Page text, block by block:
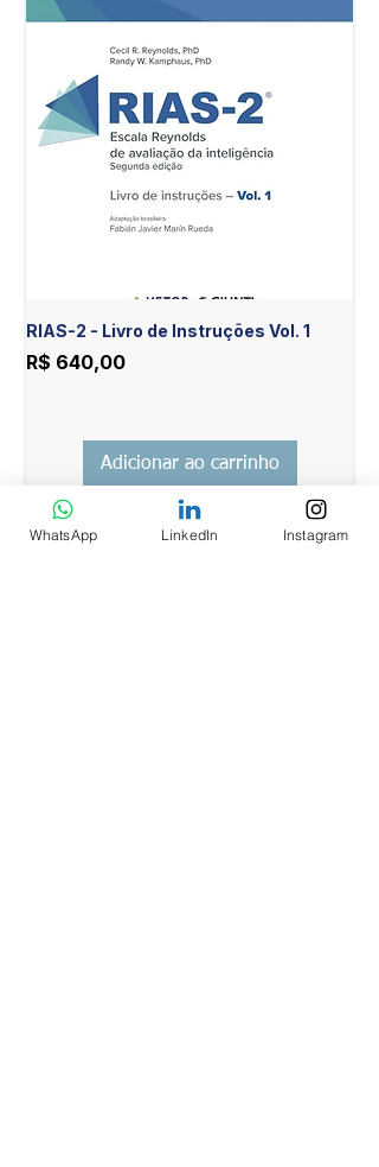
RIAS-2 - Livro de Instruções Vol. 1
Preço
R$ 640,00
Adicionar ao carrinho
WhatsApp LinkedIn Instagram